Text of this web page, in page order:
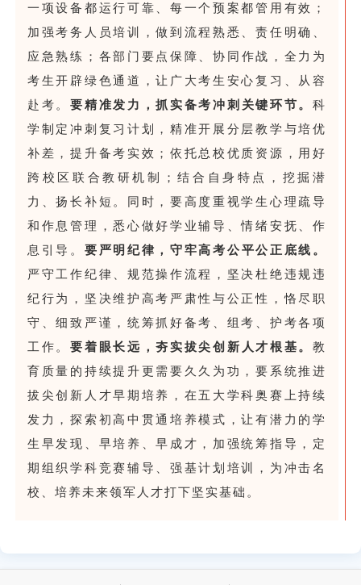
一项设备都运行可靠、每一个预案都管用有效；
加强考务人员培训，做到流程熟悉、责任明确、
应急熟练；各部门要点保障、协同作战，全力为
考生开辟绿色通道，让广大考生安心复习、从容
赴考。要精准发力，抓实备考冲刺关键环节。科
学制定冲刺复习计划，精准开展分层教学与培优
补差，提升备考实效；依托总校优质资源，用好
跨校区联合教研机制；结合自身特点，挖掘潜
力、扬长补短。同时，要高度重视学生心理疏导
和作息管理，悉心做好学业辅导、情绪安抚、作
息引导。 要严明纪律，守牢高考公平公正底线。
严守工作纪律、规范操作流程，坚决杜绝违规违
纪行为，坚决维护高考严肃性与公正性，恪尽职
守、细致严谨，统筹抓好备考、组考、护考各项
工作。要着眼长远，夯实拔尖创新人才根基。教
育质量的持续提升更需要久久为功，要系统推进
拔尖创新人才早期培养，在五大学科奥赛上持续
发力，探索初高中贯通培养模式，让有潜力的学
生早发现、早培养、早成才，加强统筹指导，定
期组织学科竞赛辅导、强基计划培训，为冲击名
校、培养未来领军人才打下坚实基础。